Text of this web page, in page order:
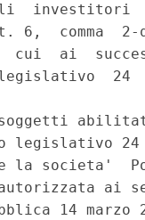
investitori
comma
ai
24
legislativo
e la societa'
ai
14